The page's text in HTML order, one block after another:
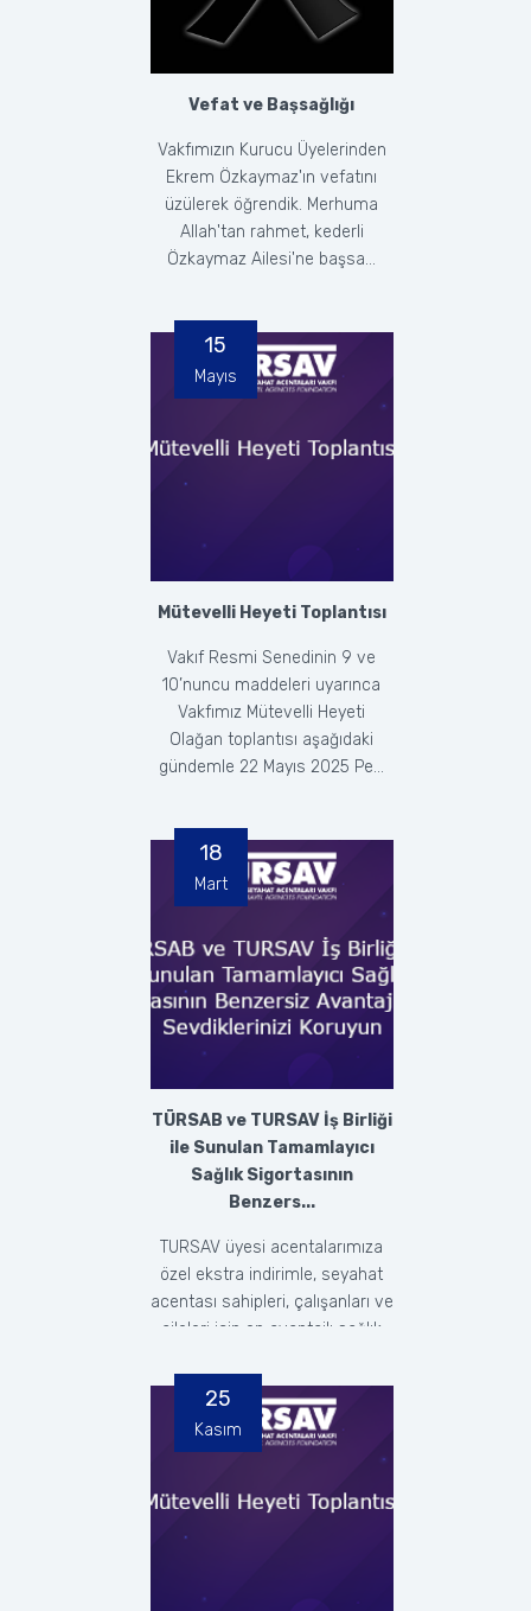
Vefat ve Başsağlığı
Vakfımızın Kurucu Üyelerinden
Ekrem Özkaymaz'ın vefatını
üzülerek öğrendik. Merhuma
Allah'tan rahmet, kederli
Özkaymaz Ailesi'ne başsa...
Mütevelli Heyeti Toplantısı
Vakıf Resmi Senedinin 9 ve
10’nuncu maddeleri uyarınca
Vakfımız Mütevelli Heyeti
Olağan toplantısı aşağıdaki
gündemle 22 Mayıs 2025 Pe...
15
Mayıs
TÜRSAB ve TURSAV İş Birliği
ile Sunulan Tamamlayıcı
Sağlık Sigortasının
Benzers...
TURSAV üyesi acentalarımıza
özel ekstra indirimle, seyahat
acentası sahipleri, çalışanları ve
aileleri için en avantajlı sağlık
18
Mart
25
Kasım